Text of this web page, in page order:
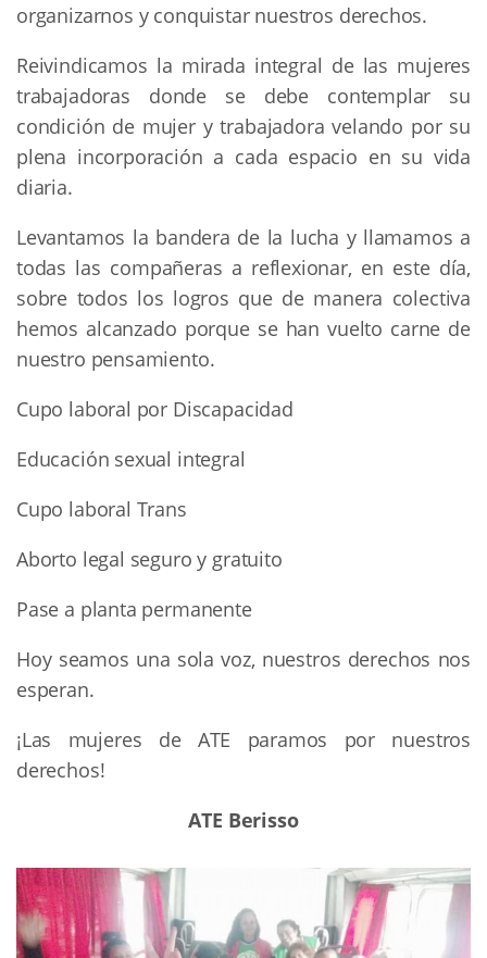
organizarnos y conquistar nuestros derechos.
Reivindicamos la mirada integral de las mujeres
trabajadoras donde se debe contemplar su
condición de mujer y trabajadora velando por su
plena incorporación a cada espacio en su vida
diaria.
Levantamos la bandera de la lucha y llamamos a
todas las compañeras a reflexionar, en este día,
sobre todos los logros que de manera colectiva
hemos alcanzado porque se han vuelto carne de
nuestro pensamiento.
Cupo laboral por Discapacidad
Educación sexual integral
Cupo laboral Trans
Aborto legal seguro y gratuito
Pase a planta permanente
Hoy seamos una sola voz, nuestros derechos nos
esperan.
¡Las mujeres de ATE paramos por nuestros
derechos!
ATE Berisso